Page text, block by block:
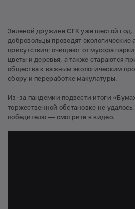
Зеленой дружине СГК уже шестой год.
добровольцы проводят экологические
присутствия: очищают от мусора
цветы и деревья, а также стараются
общества к важным экологическим
сбору и переработке макулатуры.
Из-за пандемии подвести итоги
торжественной обстановке не
победителю — смотрите в видео.